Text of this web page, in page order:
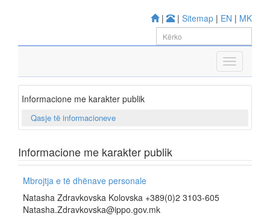
| | Sitemap | EN | MK
Informacione me karakter publik
Qasje të informacioneve
Informacione me karakter publik
Mbrojtja e të dhënave personale
Natasha Zdravkovska Kolovska +389(0)2 3103-605
Natasha.Zdravkovska@ippo.gov.mk